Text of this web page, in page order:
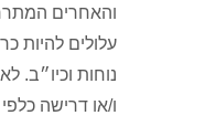
והאחרים
עלולים להיות
נוחות וכיו״ב.
ו/או דרישה